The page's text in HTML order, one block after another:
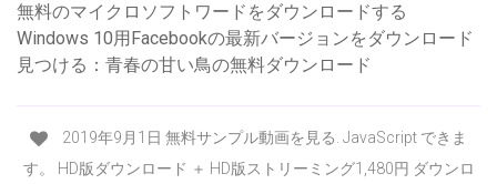
無料のマイクロソフトワードをダウンロードする
Windows 10用Facebookの最新バージョンをダウンロード
見つける：青春の甘い鳥の無料ダウンロード
2019年9月1日 無料サンプル動画を見る. JavaScript できま
す。 HD版ダウンロード ＋ HD版ストリーミング1,480円 ダウンロ